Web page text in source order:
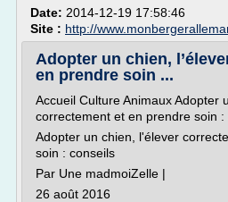
Date: 2014-12-19 17:58:46
Site : http://
Adopter un chien,
en prendre soin ...
Accueil Culture Animaux Adopter
correctement et en prendre soin :
Adopter un chien, l'élever
soin : conseils
Par Une madmoiZelle |
26 août 2016